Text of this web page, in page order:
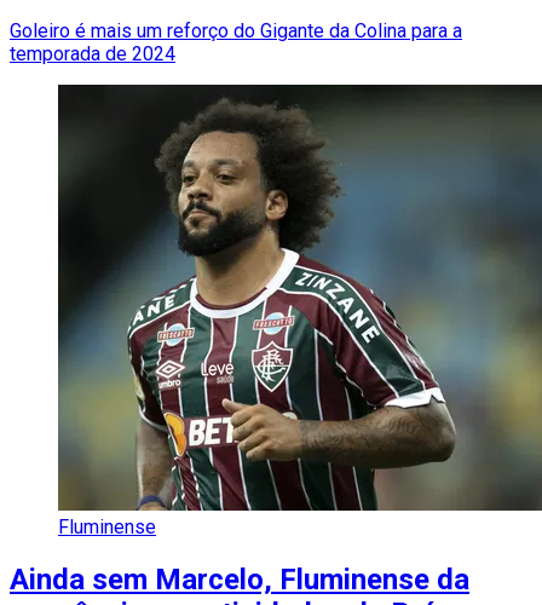
Goleiro é mais um reforço do Gigante da Colina para a
temporada de 2024
Fluminense
Ainda sem Marcelo, Fluminense da